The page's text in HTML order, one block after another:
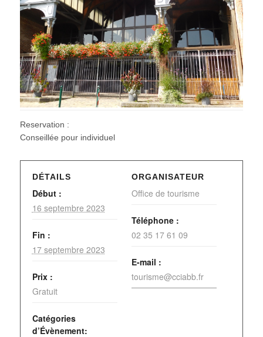
Reservation :
Conseillée pour individuel
DÉTAILS
Début :
16 septembre 2023
Fin :
17 septembre 2023
Prix :
Gratuit
Catégories
d’Évènement:
ORGANISATEUR
Office de tourisme
Téléphone :
02 35 17 61 09
E-mail :
tourisme@cciabb.fr